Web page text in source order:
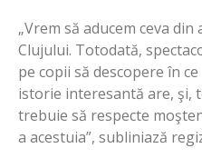
„Vrem să aducem ceva
Clujului. Totodată,
pe copii să descopere în
istorie interesantă are, şi,
trebuie să respecte
a acestuia”, subliniază